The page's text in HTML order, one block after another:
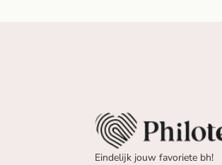
Eindelijk jouw favoriete bh!